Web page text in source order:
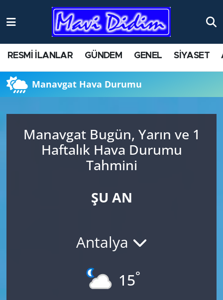
RESMİ İLANLAR GÜNDEM GENEL SİYASET
Manavgat Hava Durumu
Manavgat Bugün, Yarın ve 1
Haftalık Hava Durumu
Tahmini
ŞU AN
Antalya
15°
ANTİK YERLER
AYDIN
BİLİM VE TEKNOLOJİ
ÇEVRE
HABERDE İNSAN
KÜLTÜR SANAT
Nöbetçi Eczaneler
Namaz Vakitleri
Trafik Durumu
Süper Lig Puan Durumu ve Fikstür
Tüm Manşetler